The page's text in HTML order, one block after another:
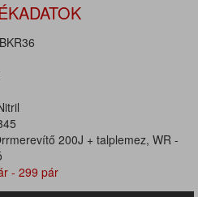
200J + talplemez, WR -
- 299 pár